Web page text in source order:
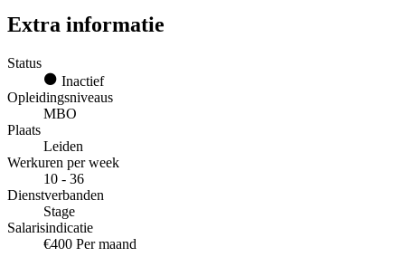
Extra informatie
Status
Inactief
Opleidingsniveaus
MBO
Plaats
Leiden
Werkuren per week
10 - 36
Dienstverbanden
Stage
Salarisindicatie
€400 Per maand